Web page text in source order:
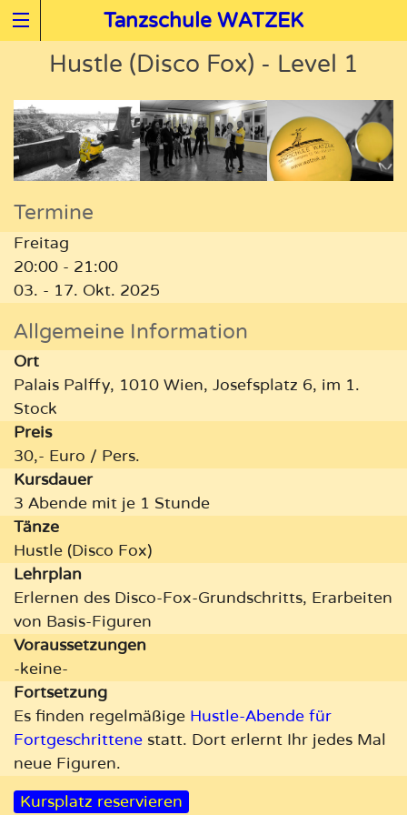
Tanzschule WATZEK
Hustle (Disco Fox) - Level 1
Termine
Freitag
20:00 - 21:00
03. - 17. Okt. 2025
Allgemeine Information
Ort
Palais Palffy, 1010 Wien, Josefsplatz 6, im 1.
Stock
Preis
30,- Euro / Pers.
Kursdauer
3 Abende mit je 1 Stunde
Tänze
Hustle (Disco Fox)
Lehrplan
Erlernen des Disco-Fox-Grundschritts, Erarbeiten
von Basis-Figuren
Vor­aus­setzungen
-keine-
Fortsetzung
Es finden regelmäßige Hustle-Abende für
Fortgeschrittene statt. Dort erlernt Ihr jedes Mal
neue Figuren.
Kursplatz reservieren